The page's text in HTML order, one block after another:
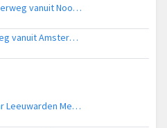
Kustwachthelikopter onderweg vanuit Noordzee
Politiehelikopter onderweg vanuit Amsterdam Vliegveld Schiphol
Ambulancehelikopter naar Leeuwarden Medical Center Heliport